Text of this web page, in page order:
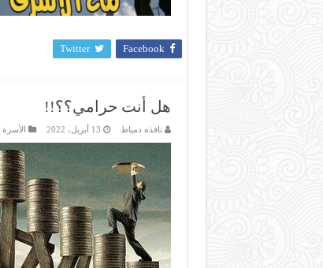
Facebook
Twitter
هل أنت حرامي؟؟!!
نافذه دمياط 13 أبريل، 2022